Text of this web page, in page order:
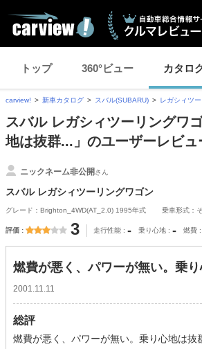
トップ 360°ビュー カタロ
carview! 新車カタログ スバル(SUBARU) レガシィツ
スバル レガシィツーリングワ
地は抜群...」のユーザーレビュ
ニックネーム非公開さん
スバル レガシィツーリングワゴン
グレード：Brighton_4WD(AT_2.0) 1995年式 乗車形式：
評価 3 走行性能 - 乗り心地 - 燃費
燃費が悪く、パワーが無い。乗
2001.11.11
総評
燃費が悪く、パワーが無い。乗り心地は抜